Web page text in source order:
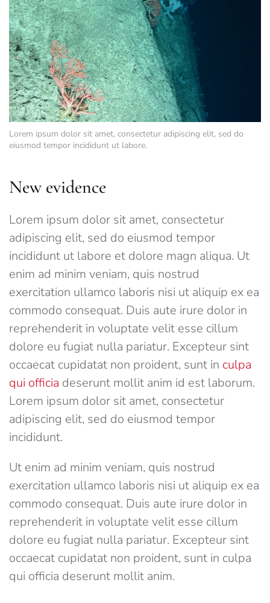
Lorem ipsum dolor sit amet, consectetur adipiscing elit, sed do
eiusmod tempor incididunt ut labore.
New evidence
Lorem ipsum dolor sit amet, consectetur
adipiscing elit, sed do eiusmod tempor
incididunt ut labore et dolore magn aliqua. Ut
enim ad minim veniam, quis nostrud
exercitation ullamco laboris nisi ut aliquip ex ea
commodo consequat. Duis aute irure dolor in
reprehenderit in voluptate velit esse cillum
dolore eu fugiat nulla pariatur. Excepteur sint
occaecat cupidatat non proident, sunt in culpa
qui officia deserunt mollit anim id est laborum.
Lorem ipsum dolor sit amet, consectetur
adipiscing elit, sed do eiusmod tempor
incididunt.
Ut enim ad minim veniam, quis nostrud
exercitation ullamco laboris nisi ut aliquip ex ea
commodo consequat. Duis aute irure dolor in
reprehenderit in voluptate velit esse cillum
dolore eu fugiat nulla pariatur. Excepteur sint
occaecat cupidatat non proident, sunt in culpa
qui officia deserunt mollit anim.